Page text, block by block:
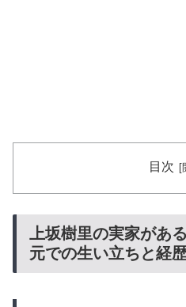
目次
上坂樹里の実家があ
元での生い立ちと経